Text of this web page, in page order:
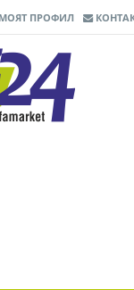
МОЯТ ПРОФИЛ